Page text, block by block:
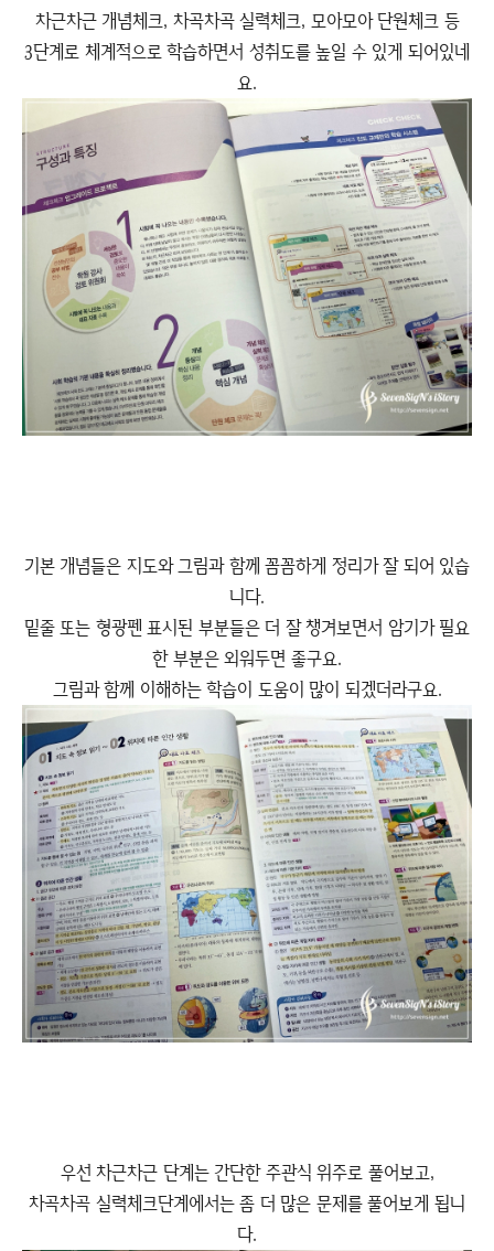
차근차근 개념체크, 차곡차곡 실력체크, 모아모아 단원체크 등
3단계로 체계적으로 학습하면서 성취도를 높일 수 있게 되어있네
요.
기본 개념들은 지도와 그림과 함께 꼼꼼하게 정리가 잘 되어 있습
니다.
밑줄 또는 형광펜 표시된 부분들은 더 잘 챙겨보면서 암기가 필요
한 부분은 외워두면 좋구요.
그림과 함께 이해하는 학습이 도움이 많이 되겠더라구요.
우선 차근차근 단계는 간단한 주관식 위주로 풀어보고,
차곡차곡 실력체크단계에서는 좀 더 많은 문제를 풀어보게 됩니
다.